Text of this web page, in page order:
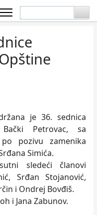
je 36. sednica
Petrovac, sa
pozivu zamenika
Simića.
sledeći članovi
Srđan Stojanović,
i Ondrej Bovđiš.
i Jana Zabunov.